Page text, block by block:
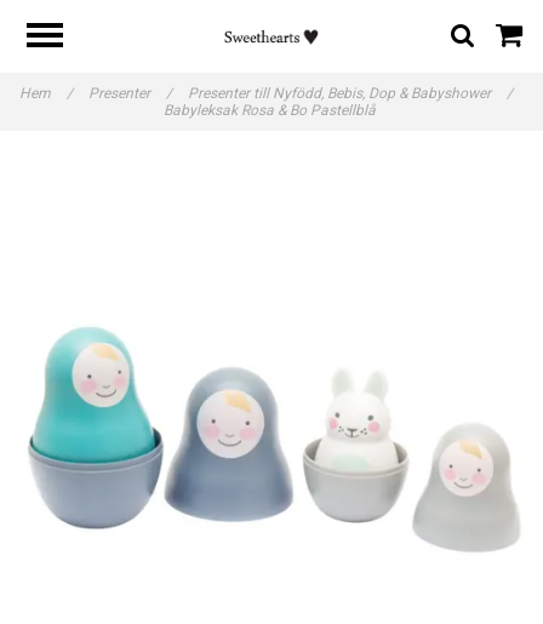
Hem / Presenter / Presenter till Nyfödd, Bebis, Dop & Babyshower
/
Babyleksak Rosa & Bo Pastellblå